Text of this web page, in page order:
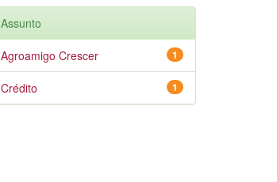
Assunto
1
Agroamigo Crescer
1
Crédito